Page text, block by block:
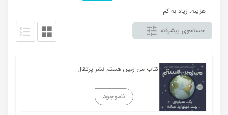
هزینه: زیاد به کم
جستجوی پیشرفته
کتاب من زمین هستم نشر پرتقال